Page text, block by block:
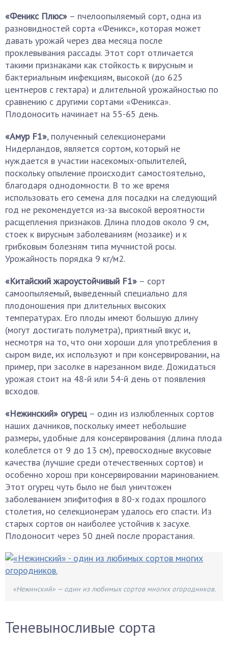
«Феникс Плюс» – пчелоопыляемый сорт, одна из
разновидностей сорта «Феникс», которая может
давать урожай через два месяца после
проклевывания рассады. Этот сорт отличается
такими признаками как стойкость к вирусным и
бактериальным инфекциям, высокой (до 625
центнеров с гектара) и длительной урожайностью по
сравнению с другими сортами «Феникса».
Плодоносить начинает на 55-65 день.
«Амур F1», полученный селекционерами
Нидерландов, является сортом, который не
нуждается в участии насекомых-опылителей,
поскольку опыление происходит самостоятельно,
благодаря однодомности. В то же время
использовать его семена для посадки на следующий
год не рекомендуется из-за высокой вероятности
расщепления признаков. Длина плодов около 9 см,
стоек к вирусным заболеваниям (мозаике) и к
грибковым болезням типа мучнистой росы.
Урожайность порядка 9 кг/м2.
«Китайский жароустойчивый F1» – сорт
самоопыляемый, выведенный специально для
плодоношения при длительных высоких
температурах. Его плоды имеют большую длину
(могут достигать полуметра), приятный вкус и,
несмотря на то, что они хороши для употребления в
сыром виде, их используют и при консервировании, на
пример, при засолке в нарезанном виде. Дожидаться
урожая стоит на 48-й или 54-й день от появления
всходов.
«Нежинский» огурец – один из излюбленных сортов
наших дачников, поскольку имеет небольшие
размеры, удобные для консервирования (длина плода
колеблется от 9 до 13 см), превосходные вкусовые
качества (лучшие среди отечественных сортов) и
особенно хорош при консервировании маринованием.
Этот огурец чуть было не был уничтожен
заболеванием эпифитофия в 80-х годах прошлого
столетия, но селекционерам удалось его спасти. Из
старых сортов он наиболее устойчив к засухе.
Плодоносит через 50 дней после прорастания.
«Нежинский» — один из любимых сортов многих огородников.
Теневыносливые сорта